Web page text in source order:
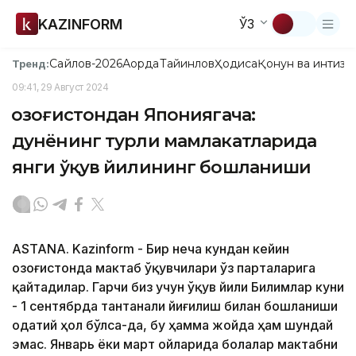
KAZINFORM ЎЗ
Тренд:Сайлов-2026АқордаТайинловҲодисаҚонун ва
09:41, 29 Август 2024
Қозоғистондан Япониягача:
дунёнинг турли мамлакатларида
янги ўқув йилининг бошланиши
ASTANA. Kazinform - Бир неча кундан кейин
Қозоғистонда мактаб ўқувчилари ўз парталарига
қайтадилар. Гарчи биз учун ўқув йили Билимлар куни
- 1 сентябрда тантанали йиғилиш билан бошланиши
одатий ҳол бўлса-да, бу ҳамма жойда ҳам шундай
эмас. Январь ёки март ойларида болалар мактабни